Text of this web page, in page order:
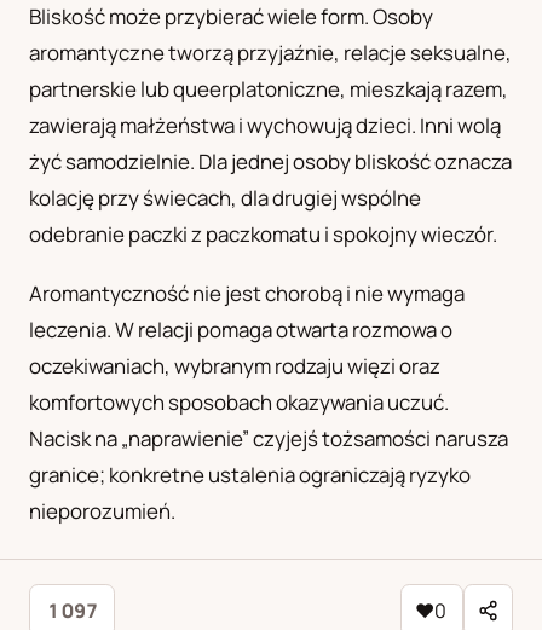
Bliskość może przybierać wiele form. Osoby
aromantyczne tworzą przyjaźnie, relacje seksualne,
partnerskie lub queerplatoniczne, mieszkają razem,
zawierają małżeństwa i wychowują dzieci. Inni wolą
żyć samodzielnie. Dla jednej osoby bliskość oznacza
kolację przy świecach, dla drugiej wspólne
odebranie paczki z paczkomatu i spokojny wieczór.
Aromantyczność nie jest chorobą i nie wymaga
leczenia. W relacji pomaga otwarta rozmowa o
oczekiwaniach, wybranym rodzaju więzi oraz
komfortowych sposobach okazywania uczuć.
Nacisk na „naprawienie” czyjejś tożsamości narusza
granice; konkretne ustalenia ograniczają ryzyko
nieporozumień.
1 097 ♥0